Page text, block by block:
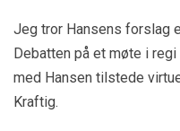
Jeg tror Hansens forslag
Debatten på et møte i
med Hansen tilstede
Kraftig.